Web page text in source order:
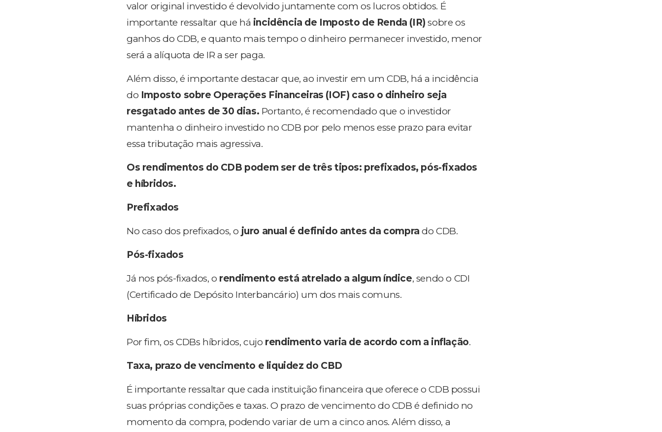
valor original investido é devolvido juntamente com os lucros obtidos. É
importante ressaltar que há incidência de Imposto de Renda (IR) sobre os
ganhos do CDB, e quanto mais tempo o dinheiro permanecer investido, menor
será a alíquota de IR a ser paga.
Além disso, é importante destacar que, ao investir em um CDB, há a incidência
do Imposto sobre Operações Financeiras (IOF) caso o dinheiro seja
resgatado antes de 30 dias. Portanto, é recomendado que o investidor
mantenha o dinheiro investido no CDB por pelo menos esse prazo para evitar
essa tributação mais agressiva.
Os rendimentos do CDB podem ser de três tipos: prefixados, pós-fixados
e híbridos.
Prefixados
No caso dos prefixados, o juro anual é definido antes da compra do CDB.
Pós-fixados
Já nos pós-fixados, o rendimento está atrelado a algum índice, sendo o CDI
(Certificado de Depósito Interbancário) um dos mais comuns.
Híbridos
Por fim, os CDBs híbridos, cujo rendimento varia de acordo com a inflação.
Taxa, prazo de vencimento e liquidez do CBD
É importante ressaltar que cada instituição financeira que oferece o CDB possui
suas próprias condições e taxas. O prazo de vencimento do CDB é definido no
momento da compra, podendo variar de um a cinco anos. Além disso, a